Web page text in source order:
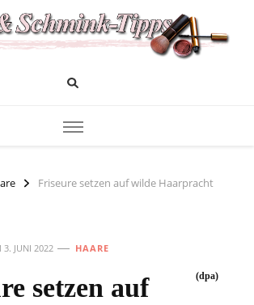
und Schminktipps
Friseure setzen auf wilde Haarpracht
3. JUNI 2022 HAARE
setzen auf
(dpa)